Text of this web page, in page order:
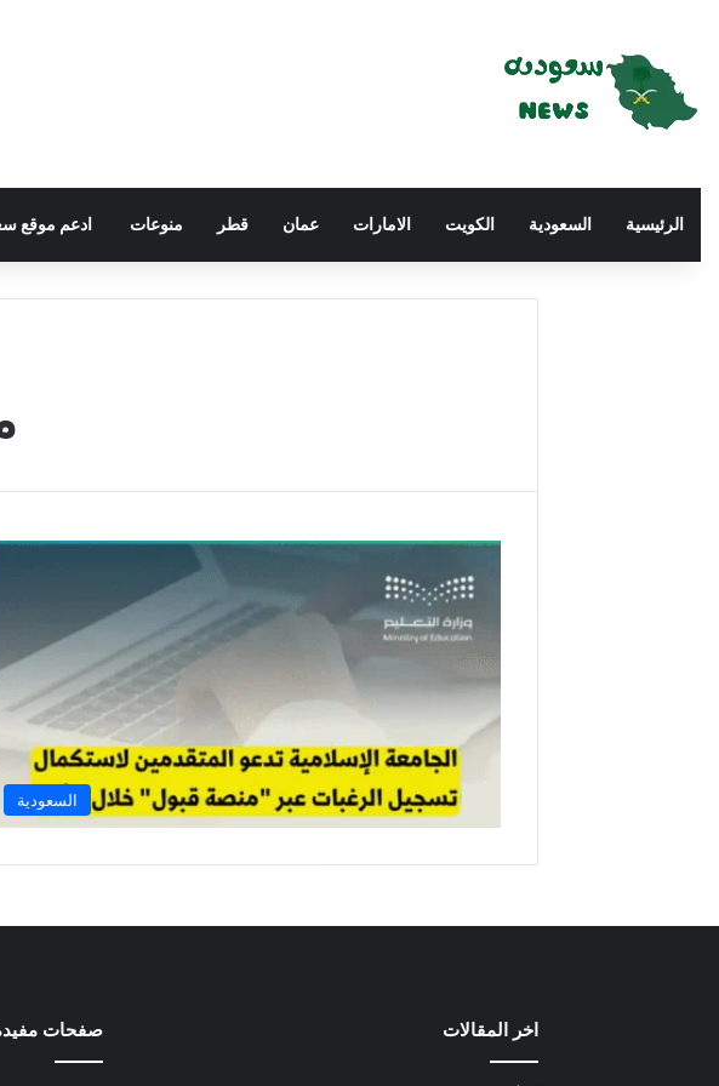
الرئيسية السعودية الكويت الامارات عمان قطر منوعات ادعم موقع
السعودية
اخر المقالات صفحات